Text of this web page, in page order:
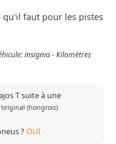
qu'il faut pour les pistes
insignia - Kilomètres
T suite à une
(hongrois)
?OUI